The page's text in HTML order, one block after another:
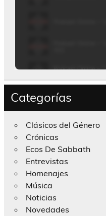
Categorías
Clásicos del Género
Crónicas
Ecos De Sabbath
Entrevistas
Homenajes
Música
Noticias
Novedades